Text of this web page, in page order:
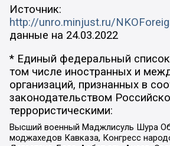
Источник:
http://unro.minjust.ru/
данные на 24.03.2022
* Единый федеральный список
том числе иностранных и
организаций, признанных в
законодательством
террористическими:
Высший военный Маджлисуль Шура
моджахедов Кавказа, Конгресс